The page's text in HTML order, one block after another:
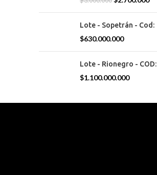
Lote - Sopetrán - Cod:
$630.000.000
Lote - Rionegro - COD:
$1.100.000.000